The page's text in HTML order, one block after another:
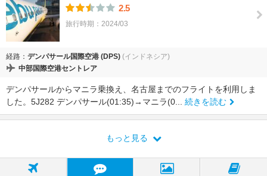
2.5
旅行時期：2024/03
経路： デンパサール国際空港 (DPS) (インドネシア)
中部国際空港セントレア
デンパサールからマニラ乗換え、名古屋までのフライトを利用しま
した。5J282 デンパサール(01:35)→マニラ(0... 続きを読む
もっと見る